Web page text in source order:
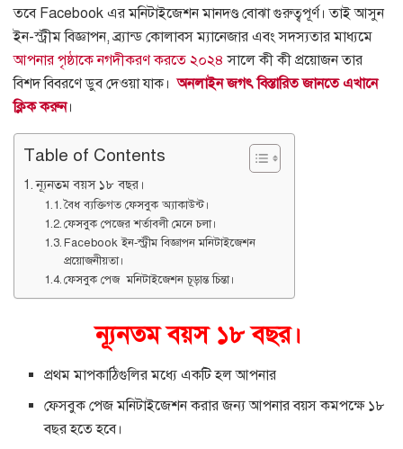
তবে Facebook এর মনিটাইজেশন মানদণ্ড বোঝা গুরুত্বপূর্ণ।তাই আসুন
ইন-স্ট্রীম বিজ্ঞাপন, ব্র্যান্ড কোলাবস ম্যানেজার এবং সদস্যতার মাধ্যমে
আপনার পৃষ্ঠাকে নগদীকরণ করতে ২০২৪ সালে কী কী প্রয়োজন তার
বিশদ বিবরণে ডুব দেওয়া যাক। অনলাইন জগৎ বিস্তারিত জানতে এখানে
ক্লিক করুন।
Table of Contents
ন্যূনতম বয়স ১৮ বছর।
বৈধ ব্যক্তিগত ফেসবুক অ্যাকাউন্ট।
ফেসবুক পেজের শর্তাবলী মেনে চলা।
Facebook ইন-স্ট্রীম বিজ্ঞাপন মনিটাইজেশন
প্রয়োজনীয়তা।
ফেসবুক পেজ মনিটাইজেশন চূড়ান্ত চিন্তা।
ন্যূনতম বয়স ১৮ বছর।
প্রথম মাপকাঠিগুলির মধ্যে একটি হল আপনার
ফেসবুক পেজ মনিটাইজেশন করার জন্য আপনার বয়স কমপক্ষে ১৮
বছর হতে হবে।